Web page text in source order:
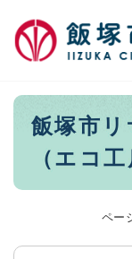
本
飯塚市
（エコ工
ペー